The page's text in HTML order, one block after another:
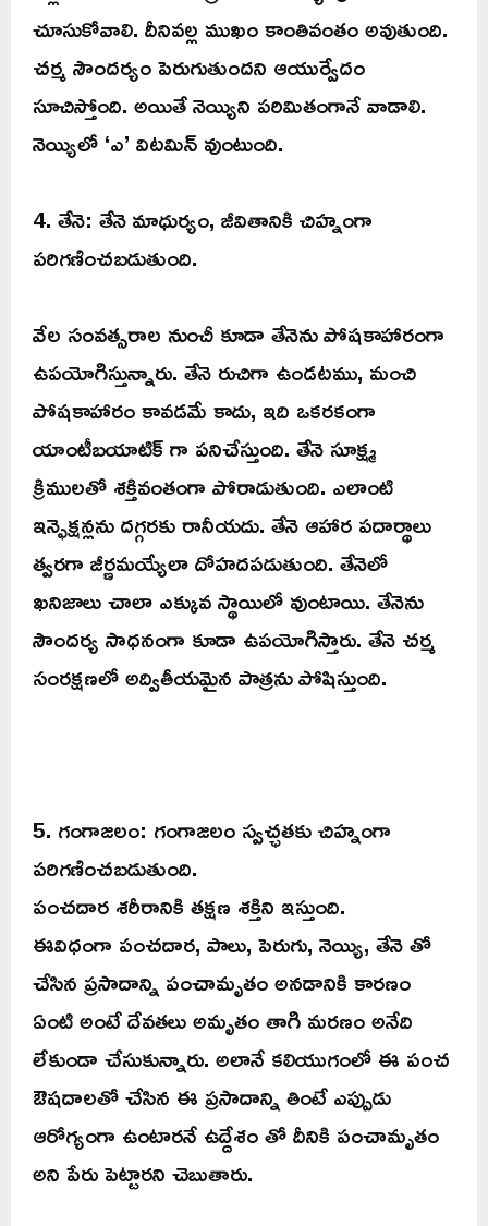
చూసుకోవాలి. దీనివల్ల ముఖం కాంతివంతం అవుతుంది.
చర్మ సౌందర్యం పెరుగుతుందని ఆయుర్వేదం
సూచిస్తోంది. అయితే నెయ్యిని పరిమితంగానే వాడాలి.
నెయ్యిలో ‘ఎ’ విటమిన్ వుంటుంది.
4. తేనె: తేనె మాధుర్యం, జీవితానికి చిహ్నంగా
పరిగణించబడుతుంది.
వేల సంవత్సరాల నుంచీ కూడా తేనెను పోషకాహారంగా
ఉపయోగిస్తున్నారు. తేనె రుచిగా ఉండటము, మంచి
పోషకాహారం కావడమే కాదు, ఇది ఒకరకంగా
యాంటీబయాటిక్ గా పనిచేస్తుంది. తేనె సూక్ష్మ
క్రిములతో శక్తివంతంగా పోరాడుతుంది. ఎలాంటి
ఇన్ఫెక్షన్లను దగ్గరకు రానీయదు. తేనె ఆహార పదార్థాలు
త్వరగా జీర్ణమయ్యేలా దోహదపడుతుంది. తేనెలో
ఖనిజాలు చాలా ఎక్కువ స్థాయిలో వుంటాయి. తేనెను
సౌందర్య సాధనంగా కూడా ఉపయోగిస్తారు. తేనె చర్మ
సంరక్షణలో అద్వితీయమైన పాత్రను పోషిస్తుంది.
5. గంగాజలం: గంగాజలం స్వచ్ఛతకు చిహ్నంగా
పరిగణించబడుతుంది.
పంచదార శరీరానికి తక్షణ శక్తిని ఇస్తుంది.
ఈవిధంగా పంచదార, పాలు, పెరుగు, నెయ్యి, తేనె తో
చేసిన ప్రసాదాన్ని పంచామృతం అనడానికి కారణం
ఏంటి అంటే దేవతలు అమృతం తాగి మరణం అనేది
లేకుండా చేసుకున్నారు. అలానే కలియుగంలో ఈ పంచ
ఔషదాలతో చేసిన ఈ ప్రసాదాన్ని తింటే ఎప్పుడు
ఆరోగ్యంగా ఉంటారనే ఉద్దేశం తో దీనికి పంచామృతం
అని పేరు పెట్టారని చెబుతారు.